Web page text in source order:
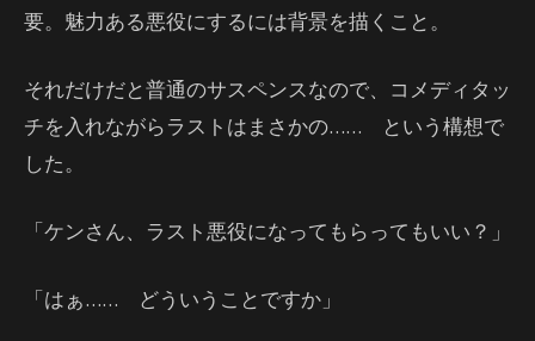
要。魅力ある悪役にするには背景を描くこと。
それだけだと普通のサスペンスなので、コメディタッ
チを入れながらラストはまさかの…… という構想で
した。
「ケンさん、ラスト悪役になってもらってもいい？」
「はぁ…… どういうことですか」